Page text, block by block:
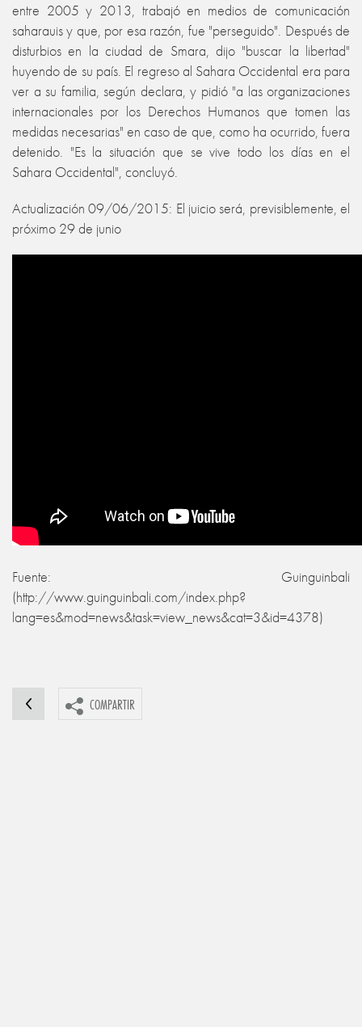
entre 2005 y 2013, trabajó en medios de comunicación
saharauis y que, por esa razón, fue "perseguido". Después de
disturbios en la ciudad de Smara, dijo "buscar la libertad"
huyendo de su país. El regreso al Sahara Occidental era para
ver a su familia, según declara, y pidió "a las organizaciones
internacionales por los Derechos Humanos que tomen las
medidas necesarias" en caso de que, como ha ocurrido, fuera
detenido. "Es la situación que se vive todo los días en el
Sahara Occidental", concluyó.
Actualización 09/06/2015: El juicio será, previsiblemente, el
próximo 29 de junio
Fuente: Guinguinbali
(http://www.guinguinbali.com/index.php?
lang=es&mod=news&task=view_news&cat=3&id=4378)
COMPARTIR